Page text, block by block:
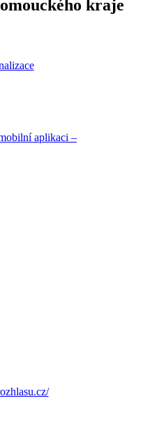
kraje
aplikaci –